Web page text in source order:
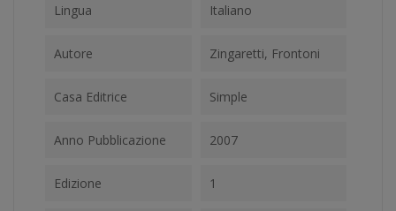
Lingua Italiano
Autore Zingaretti, Frontoni
Casa Editrice Simple
Anno Pubblicazione 2007
Edizione 1